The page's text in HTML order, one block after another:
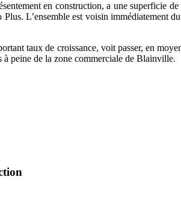
en construction, a une superficie
Plus. L’ensemble est voisin immédiatement
taux de croissance, voit passer, en
à peine de la zone commerciale de Blainville.